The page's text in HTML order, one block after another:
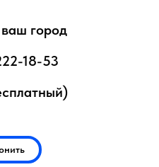
город
18-53